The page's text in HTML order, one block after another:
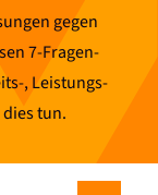
gegen
7-Fragen-
, Leistungs-
tun.